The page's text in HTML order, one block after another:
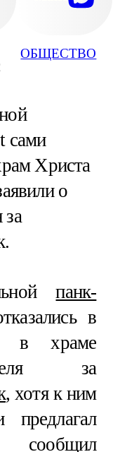
ОБЩЕСТВО
сами
Христа
о
за
панк-
в
в храме
за
, хотя к ним